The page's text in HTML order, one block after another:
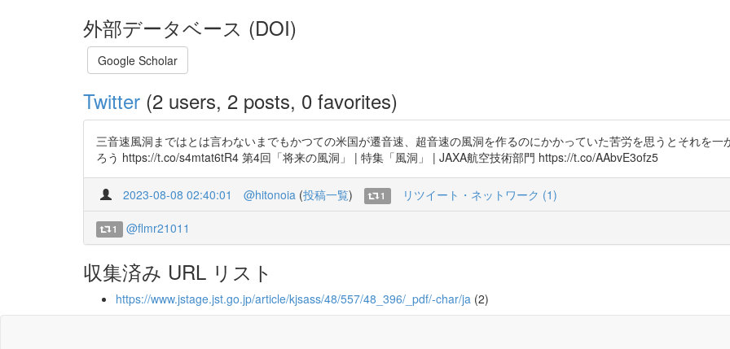
外部データベース (DOI)
Google Scholar
Twitter (2 users, 2 posts, 0 favorites)
三音速風洞まではとは言わないまでもかつての米国が遷音速、超音速の風洞を作るのにかかっていた苦労を思うとそれを
ろう https://t.co/s4mtat6tR4 第4回「将来の風洞」 | 特集「風洞」 | JAXA航空技術部門 https://t.co/AAbvE3ofz5
2023-08-08 02:40:01 @hitonoia (投稿一覧) 1 リツイート・ネットワーク (1)
1 @flmr21011
収集済み URL リスト
https://www.jstage.jst.go.jp/article/kjsass/48/557/48_396/_pdf/-char/ja (2)